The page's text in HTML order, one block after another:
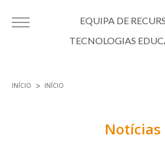
EQUIPA DE
TECNOLOGIAS
INÍCIO INÍCIO
Notícias